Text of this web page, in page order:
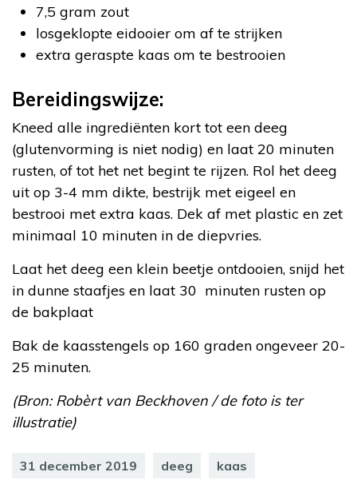
7,5 gram zout
losgeklopte eidooier om af te strijken
extra geraspte kaas om te bestrooien
Bereidingswijze:
Kneed alle ingrediënten kort tot een deeg
(glutenvorming is niet nodig) en laat 20 minuten
rusten, of tot het net begint te rijzen. Rol het deeg
uit op 3-4 mm dikte, bestrijk met eigeel en
bestrooi met extra kaas. Dek af met plastic en zet
minimaal 10 minuten in de diepvries.
Laat het deeg een klein beetje ontdooien, snijd het
in dunne staafjes en laat 30 minuten rusten op
de bakplaat
Bak de kaasstengels op 160 graden ongeveer 20-
25 minuten.
(Bron: Robèrt van Beckhoven / de foto is ter
illustratie)
31 december 2019 deeg kaas